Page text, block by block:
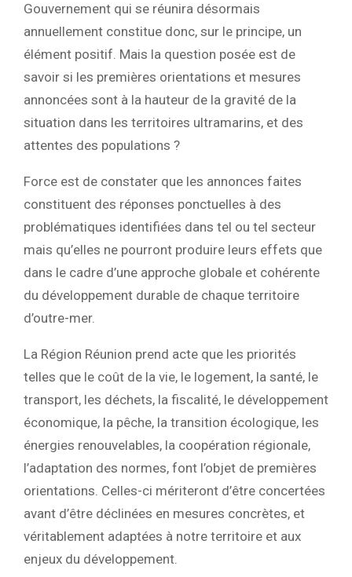
Gouvernement qui se réunira désormais
annuellement constitue donc, sur le principe, un
élément positif. Mais la question posée est de
savoir si les premières orientations et mesures
annoncées sont à la hauteur de la gravité de la
situation dans les territoires ultramarins, et des
attentes des populations ?
Force est de constater que les annonces faites
constituent des réponses ponctuelles à des
problématiques identifiées dans tel ou tel secteur
mais qu’elles ne pourront produire leurs effets que
dans le cadre d’une approche globale et cohérente
du développement durable de chaque territoire
d’outre-mer.
La Région Réunion prend acte que les priorités
telles que le coût de la vie, le logement, la santé, le
transport, les déchets, la fiscalité, le développement
économique, la pêche, la transition écologique, les
énergies renouvelables, la coopération régionale,
l’adaptation des normes, font l’objet de premières
orientations. Celles-ci mériteront d’être concertées
avant d’être déclinées en mesures concrètes, et
véritablement adaptées à notre territoire et aux
enjeux du développement.